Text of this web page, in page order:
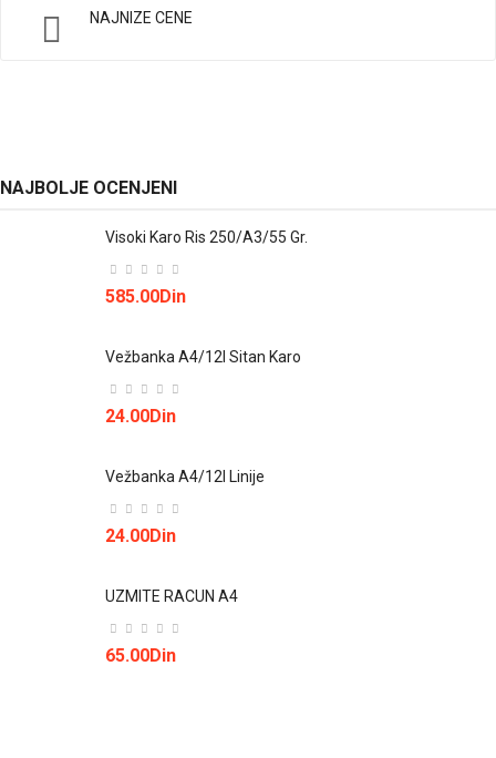
NAJNIZE CENE
NAJBOLJE OCENJENI
Visoki Karo Ris 250/A3/55 Gr.
585.00Din
Vežbanka A4/12l Sitan Karo
24.00Din
Vežbanka A4/12l Linije
24.00Din
UZMITE RACUN A4
65.00Din